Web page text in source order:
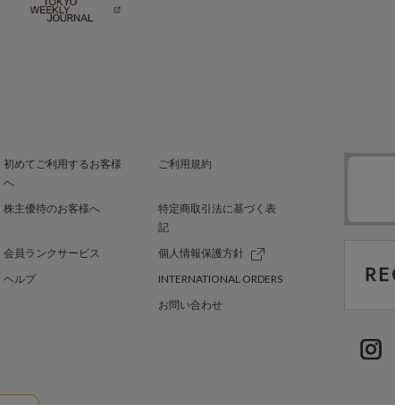
初めてご利用するお客様
へ
ご利用規約
株主優待のお客様へ
特定商取引法に基づく表
記
会員ランクサービス
個人情報保護方針
ヘルプ
INTERNATIONAL ORDERS
お問い合わせ